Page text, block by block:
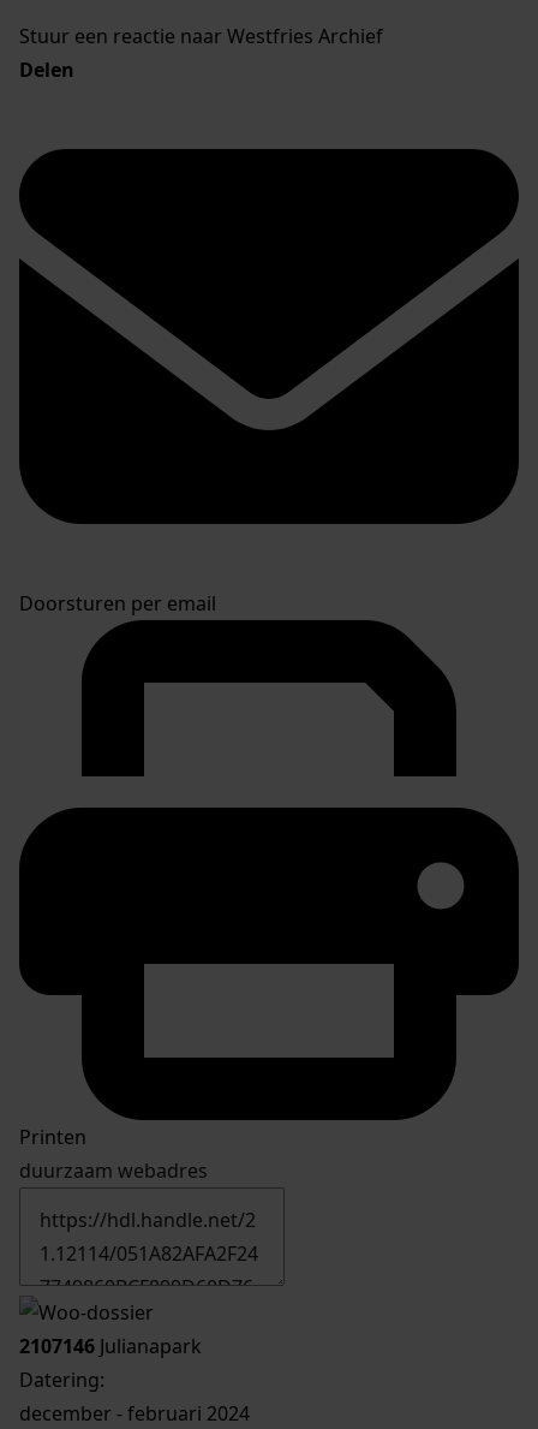
Stuur een reactie naar Westfries Archief
Delen
Doorsturen per email
Printen
duurzaam webadres
2107146 Julianapark
Datering:
december - februari 2024